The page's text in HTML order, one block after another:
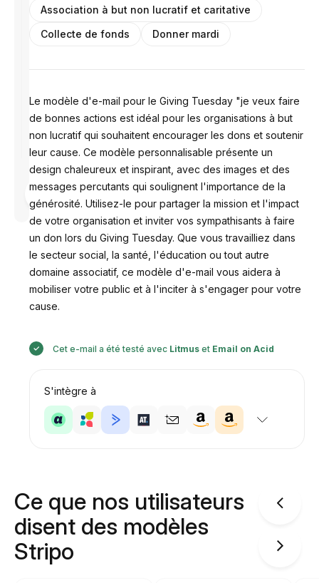
Conçu par
Anastasiia
Association à but non lucratif et caritative
Collecte de fonds
Donner mardi
Le modèle d'e-mail pour le Giving Tuesday "je veux faire
de bonnes actions est idéal pour les organisations à but
non lucratif qui souhaitent encourager les dons et soutenir
leur cause. Ce modèle personnalisable présente un
design chaleureux et inspirant, avec des images et des
messages percutants qui soulignent l'importance de la
générosité. Utilisez-le pour partager la mission et l'impact
de votre organisation et inviter vos sympathisants à faire
un don lors du Giving Tuesday. Que vous travailliez dans
le secteur social, la santé, l'éducation ou tout autre
domaine associatif, ce modèle d'e-mail vous aidera à
mobiliser votre public et à l'inciter à s'engager pour votre
cause.
Cet e-mail a été testé avec Litmuset Email on Acid
S'intègre à
Ce que nos utilisateurs
disent des modèles
Stripo